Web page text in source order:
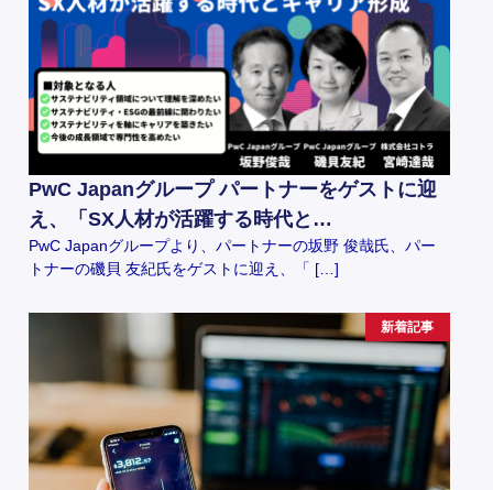
PwC Japanグループ パートナーをゲストに迎
え、「SX人材が活躍する時代と…
PwC Japanグループより、パートナーの坂野 俊哉氏、パー
トナーの磯貝 友紀氏をゲストに迎え、「 […]
新着記事